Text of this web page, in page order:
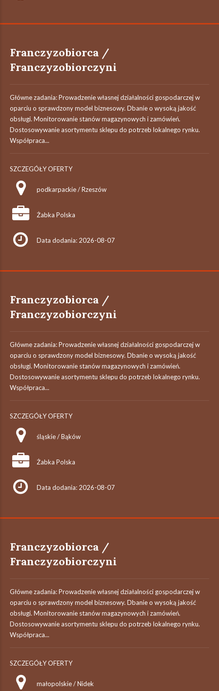
Franczyzobiorca /
Franczyzobiorczyni
Główne zadania: Prowadzenie własnej działalności gospodarczej w
oparciu o sprawdzony model biznesowy. Dbanie o wysoką jakość
obsługi. Monitorowanie stanów magazynowych i zamówień.
Dostosowywanie asortymentu sklepu do potrzeb lokalnego rynku.
Współpraca...
SZCZEGÓŁY OFERTY
podkarpackie / Rzeszów
Żabka Polska
Data dodania: 2026-08-07
Franczyzobiorca /
Franczyzobiorczyni
Główne zadania: Prowadzenie własnej działalności gospodarczej w
oparciu o sprawdzony model biznesowy. Dbanie o wysoką jakość
obsługi. Monitorowanie stanów magazynowych i zamówień.
Dostosowywanie asortymentu sklepu do potrzeb lokalnego rynku.
Współpraca...
SZCZEGÓŁY OFERTY
śląskie / Bąków
Żabka Polska
Data dodania: 2026-08-07
Franczyzobiorca /
Franczyzobiorczyni
Główne zadania: Prowadzenie własnej działalności gospodarczej w
oparciu o sprawdzony model biznesowy. Dbanie o wysoką jakość
obsługi. Monitorowanie stanów magazynowych i zamówień.
Dostosowywanie asortymentu sklepu do potrzeb lokalnego rynku.
Współpraca...
SZCZEGÓŁY OFERTY
małopolskie / Nidek